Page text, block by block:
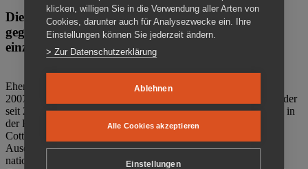
Die Gedenkstätte Zuchthaus Cottbus ist ein Ort
gegen das Vergessen. Anschaulich, nah und
einzigartig.
Ehemalige politische Häftlinge der DDR gründeten im Oktober
2007 den Verein Menschenrechtszentrum Cottbus e. V. (MRZ), der
seit 2011 Eigentümer des ehemaligen Gefängnisses (1860-2002) in
der Bautzener Straße und Träger der Gedenkstätte Zuchthaus
Cottbus ist. Im Zentrum der Arbeit der Gedenkstätte steht die
Auseinandersetzung mit politischem Unrecht während der
nationalsozialistischen Terrorherrschaft und der SED-Diktatur.
klicken, willigen Sie in die Verwendung aller Arten von
Cookies, darunter auch für Analysezwecke ein. Ihre
Einstellungen können Sie jederzeit ändern.
> Zur Datenschutzerklärung
Ablehnen
Alle Cookies akzeptieren
Einstellungen